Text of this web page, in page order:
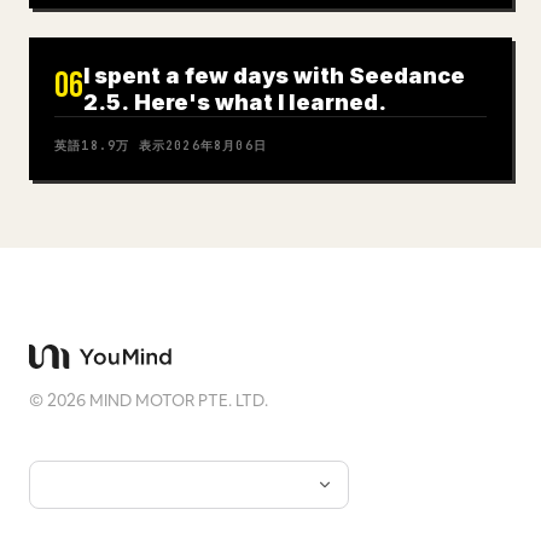
06I spent a few days with Seedance
2.5. Here's what I learned.
英語18.9万 表示2026年8月06日
©2026 MIND MOTOR PTE. LTD.